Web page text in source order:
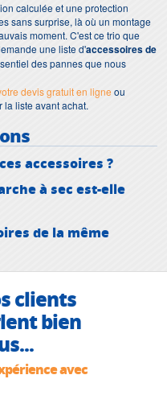
calculée et une protection
sans surprise, là où un montage
moment. C'est ce trio que
une liste d'accessoires de
des pannes que nous
devis gratuit en ligne ou
la liste avant achat.
accessoires ?
à sec est-elle
de la même
clients
bien
avec